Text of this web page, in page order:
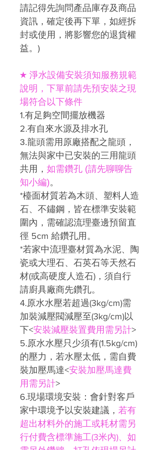
請記得先詢問產品庫存及商品
資訊，確定後再下單，如經拆
封或使用，將影響您的退貨權
益。)
★ 淨水設備安裝須知服務規範
說明，下單前請先預安裝之現
場符合以下條件
1.有足夠空間擺放機器
2.有自來水源及排水孔
3.龍頭需用原廠搭配之龍頭，
無法與家中已安裝的三用龍頭
共用， 如需鑽孔 (請先聊聊告
知小編)。
*檯面材質若為木頭、塑料人造
石、不鏽鋼，皆在標準安裝範
圍內，需確認流理臺邊預留直
徑 5cm 給鑽孔用。
*若家中流理臺材質為水泥、陶
瓷或大理石、石英石等天然石
材(或高硬度人造石) ，須自行
請廚具廠商先鑽孔。
4.原水水壓若超過(3kg/cm)需
加裝減壓閥減壓至(3kg/cm)以
下<安裝減壓裝置費用需另計>
5.原水水壓只少須有(1.5kg/cm)
的壓力，若水壓太低，需自費
裝加壓馬達<安裝加壓馬達費
用需另計>
6.現場環境安裝：會針對客戶
家中環境予以安裝建議， 若有
超出材料外的施工或耗材需另
行付費含標準施工(3米內)、如